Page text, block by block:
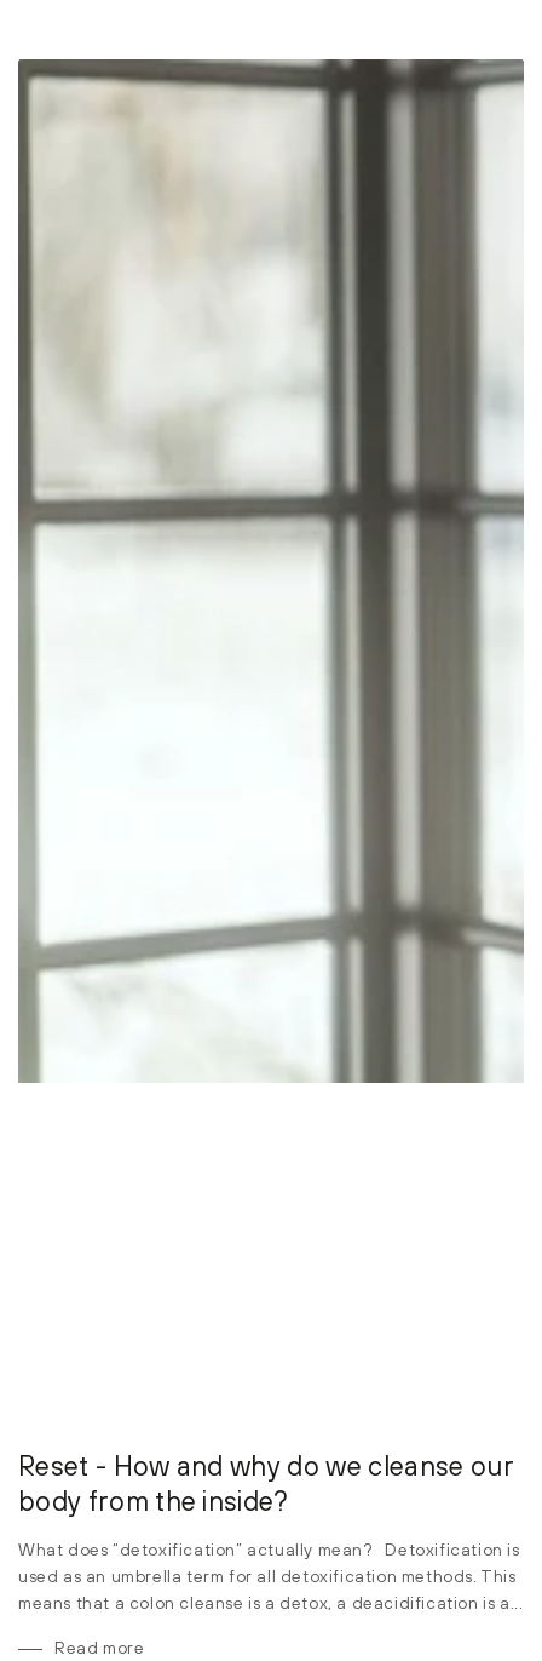
Reset - How and why do we cleanse our
body from the inside?
What does “detoxification” actually mean? Detoxification is
used as an umbrella term for all detoxification methods. This
means that a colon cleanse is a detox, a deacidification is a...
Read more